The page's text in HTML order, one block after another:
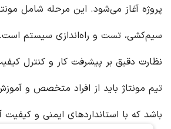
پروژه آغاز می‌شود. این مرحله شامل
سیم‌کشی، تست و راه‌اندازی سیستم است.
نظارت دقیق بر پیشرفت کار و کنترل
تیم مونتاژ باید از افراد متخصص و
باشد که با استانداردهای ایمنی و کیفیت